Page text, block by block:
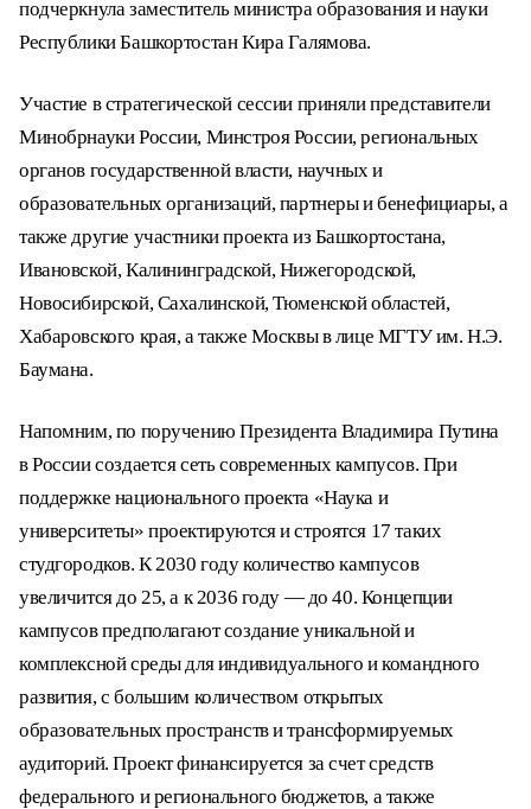
подчеркнула заместитель министра образования и науки
Республики Башкортостан Кира Галямова.
Участие в стратегической сессии приняли представители
Минобрнауки России, Минстроя России, региональных
органов государственной власти, научных и
образовательных организаций, партнеры и бенефициары, а
также другие участники проекта из Башкортостана,
Ивановской, Калининградской, Нижегородской,
Новосибирской, Сахалинской, Тюменской областей,
Хабаровского края, а также Москвы в лице МГТУ им. Н.Э.
Баумана.
Напомним, по поручению Президента Владимира Путина
в России создается сеть современных кампусов. При
поддержке национального проекта «Наука и
университеты» проектируются и строятся 17 таких
студгородков. К 2030 году количество кампусов
увеличится до 25, а к 2036 году — до 40. Концепции
кампусов предполагают создание уникальной и
комплексной среды для индивидуального и командного
развития, с большим количеством открытых
образовательных пространств и трансформируемых
аудиторий. Проект финансируется за счет средств
федерального и регионального бюджетов, а также